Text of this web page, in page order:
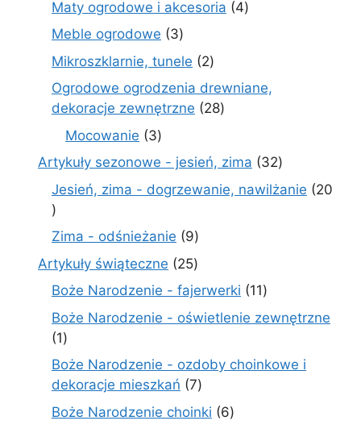
Maty ogrodowe i akcesoria 44
Meble ogrodowe 33
produkty
Mikroszklarnie, tunele 22
produkty
Ogrodowe ogrodzenia drewniane,
dekoracje zewnętrzne
2828
Mocowanie 33
produkty
Artykuły sezonowe - jesień, zima 3232
produkty
Jesień, zima - dogrzewanie, nawilżanie
20
20
produktów
Zima - odśnieżanie 99
produktów
Artykuły świąteczne 2525
produktów
Boże Narodzenie - fajerwerki 1111
produktów
Boże Narodzenie - oświetlenie zewnętrzne
11
produkt
Boże Narodzenie - ozdoby choinkowe i
dekoracje mieszkań 77
produktów
Boże Narodzenie choinki 66